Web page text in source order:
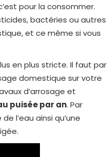
pour la consommer.
bactéries ou autres
et ce même si vous
en plus stricte. Il faut par
domestique sur votre
d’arrosage et
puisée par an. Par
l’eau ainsi qu’une